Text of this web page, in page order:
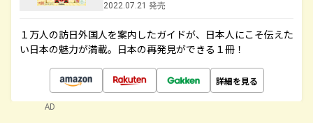
2022.07.21 発売
１万人の訪日外国人を案内したガイドが、日本人にこそ伝えた
い日本の魅力が満載。日本の再発見ができる１冊！
詳細を見る
AD